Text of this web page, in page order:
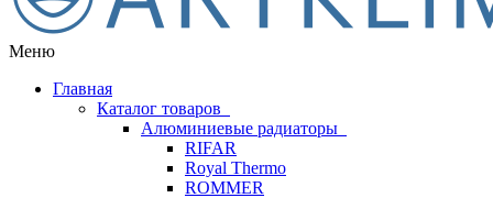
Меню
Главная
Каталог товаров
Алюминиевые радиаторы
RIFAR
Royal Thermo
ROMMER